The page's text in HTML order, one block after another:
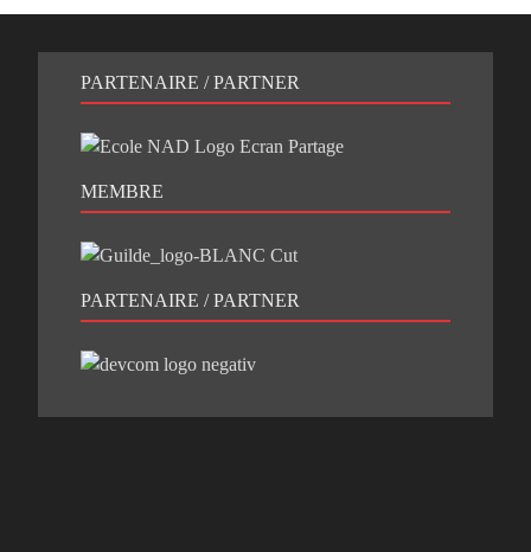
PARTENAIRE / PARTNER
MEMBRE
PARTENAIRE / PARTNER